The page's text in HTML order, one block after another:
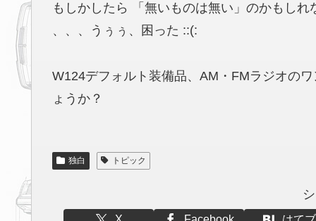
もしかしたら 「無いものは無い」のかもしれ
、、、うぅぅ、困った ::(:
W124デフォルト装備品、AM・FMラジオの
ょうか？
独白 トピック